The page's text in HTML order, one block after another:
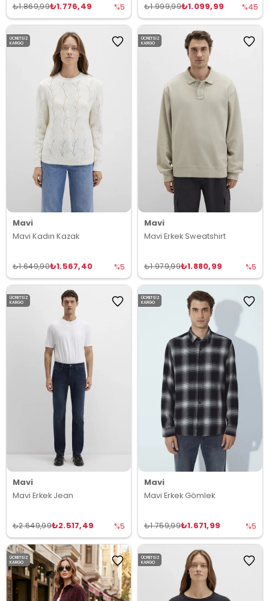
₺1.776,49
₺1.869,99 %5 ₺1.099,99
₺1.999,99 %45
Mavi
Mavi Kadın Kazak
₺1.567,40
₺1.649,90 %5
ÜCRETSIZ
KARGO
Mavi
Mavi Erkek Sweatshirt
₺1.880,99
₺1.979,99 %5
ÜCRETSIZ
KARGO
Mavi
Mavi Erkek Jean
₺2.517,49
₺2.649,99 %5
ÜCRETSIZ
KARGO
Mavi
Mavi Erkek Gömlek
₺1.671,99
₺1.759,99 %5
ÜCRETSIZ
KARGO
ÜCRETSIZ
KARGO
ÜCRETSIZ
KARGO